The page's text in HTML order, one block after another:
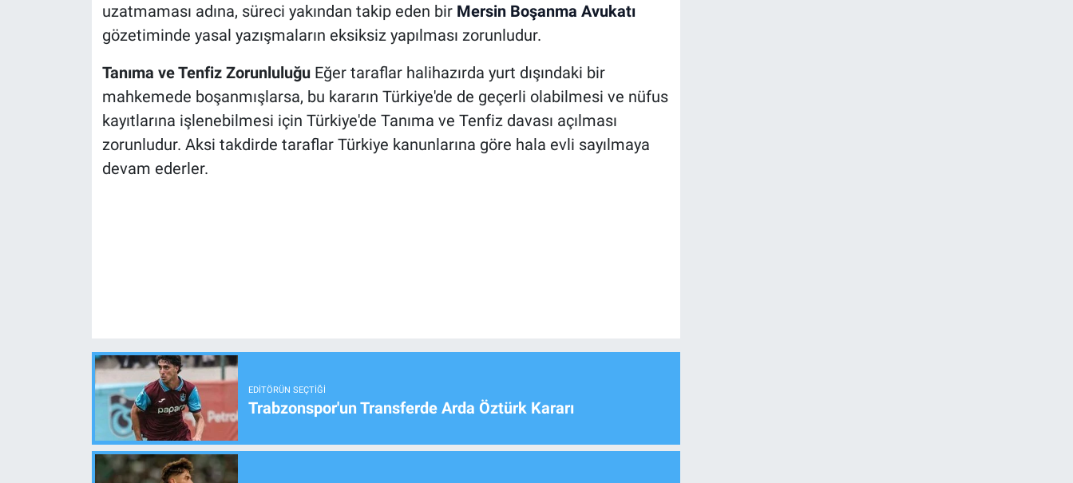
uzatmaması adına, süreci yakından takip eden bir Mersin Boşanma Avukatı
gözetiminde yasal yazışmaların eksiksiz yapılması zorunludur.
Tanıma ve Tenfiz ZorunluluğuEğer taraflar halihazırda yurt dışındaki bir
mahkemede boşanmışlarsa, bu kararın Türkiye'de de geçerli olabilmesi ve nüfus
kayıtlarına işlenebilmesi için Türkiye'de Tanıma ve Tenfiz davası açılması
zorunludur. Aksi takdirde taraflar Türkiye kanunlarına göre hala evli sayılmaya
devam ederler.
EDITÖRÜN SEÇTIĞI
Trabzonspor'un Transferde Arda Öztürk Kararı